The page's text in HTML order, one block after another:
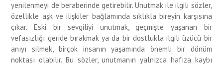
yenilenmeyi de beraberinde getirebilir. Unutmak ile ilgili sözler,
özellikle aşk ve ilişkiler bağlamında sıklıkla bireyin karşısına
çıkar. Eski bir sevgiliyi unutmak, geçmişte yaşanan bir
vefasızlığı geride bırakmak ya da bir dostlukla ilgili üzücü bir
anıyı silmek, birçok insanın yaşamında önemli bir dönüm
noktası olabilir. Bu sözler, unutmanın yalnızca hafıza kaybı